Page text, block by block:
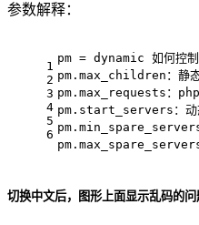
参数解释：
1
2
3
4
5
6
pm = dynamic 如何
pm.max_children：静
pm.max_requests：
pm.start_servers：动
pm.min_spare_servers
pm.max_spare_servers
切换中文后，图形上面显示乱码的问